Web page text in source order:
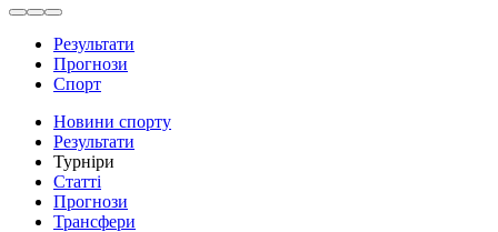
Результати
Прогнози
Спорт
Новини спорту
Результати
Турніри
Статті
Прогнози
Трансфери